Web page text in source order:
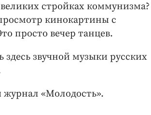
стройках
кинокартины с
просто вечер танцев.
звучной музыки русских
журнал «Молодость».